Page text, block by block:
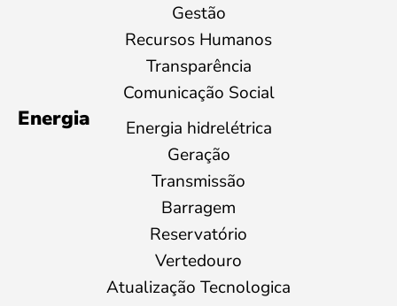
Gestão
Recursos Humanos
Transparência
Comunicação Social
Energia
Energia hidrelétrica
Geração
Transmissão
Barragem
Reservatório
Vertedouro
Atualização Tecnologica